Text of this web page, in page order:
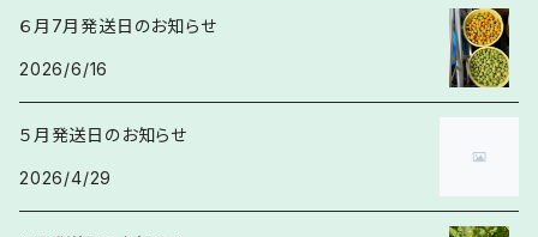
６月7月発送日のお知らせ
2026/6/16
５月発送日のお知らせ
2026/4/29